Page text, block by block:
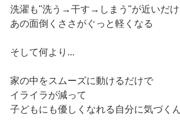
洗濯も"洗う→干す→しまう"が近いだ
あの面倒くささがぐっと軽くなる
そして何より...
家の中をスムーズに動けるだけで
イライラが減って
子どもにも優しくなれる自分に気づく